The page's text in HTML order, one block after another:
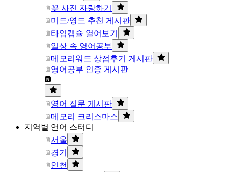
꽃 사진 자랑하기
미드/영드 추천 게시판
타임캡슐 열어보기
일상 속 영어공부
메모리워드 상점후기 게시판
영어공부 인증 게시판
영어 질문 게시판
메모리 크리스마스
지역별 언어 스터디
서울
경기
인천